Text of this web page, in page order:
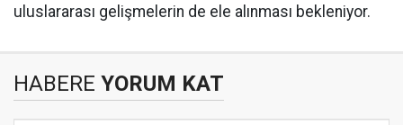
uluslararası gelişmelerin de ele alınması bekleniyor.
HABERE YORUM KAT